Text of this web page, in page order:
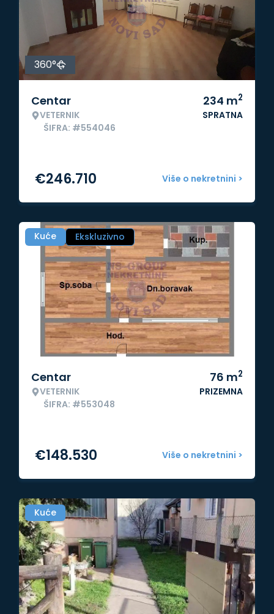
360°
Centar
VETERNIK
ŠIFRA: #554046
234 m2
SPRATNA
Više o nekretnini >
€246.710
Kuće Ekskluzivno
Centar
VETERNIK
ŠIFRA: #553048
76 m2
PRIZEMNA
Više o nekretnini >
€148.530
Kuće